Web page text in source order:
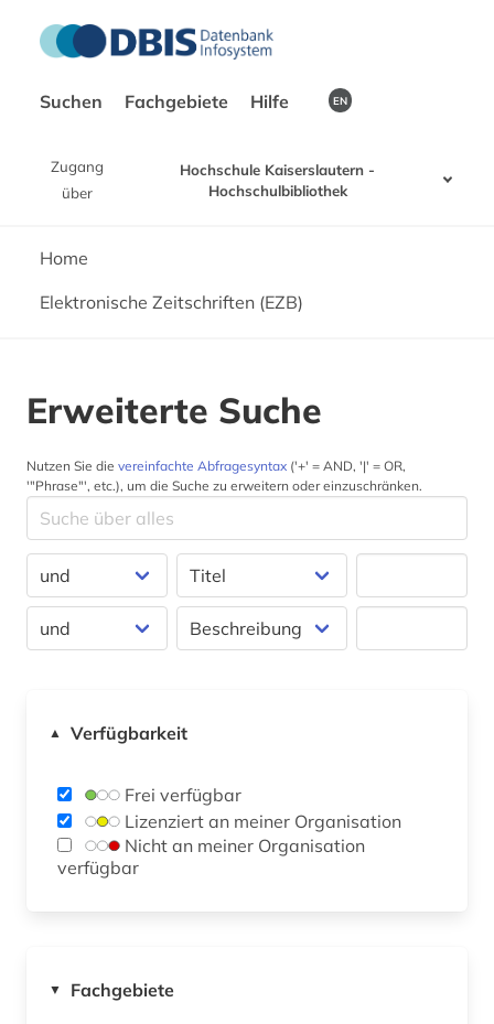
Suchen Fachgebiete Hilfe EN
Zugang
über
Hochschule Kaiserslautern -
Hochschulbibliothek
Home
Elektronische Zeitschriften (EZB)
Erweiterte Suche
Nutzen Sie die vereinfachte Abfragesyntax ('+' = AND, '|' = OR,
'"Phrase"', etc.), um die Suche zu erweitern oder einzuschränken.
▲ Verfügbarkeit
Frei verfügbar
Lizenziert an meiner Organisation
verfügbar
▼ Fachgebiete